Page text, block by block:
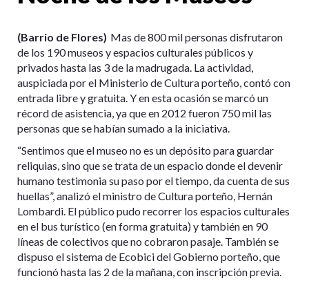
(Barrio de Flores) Mas de 800 mil personas disfrutaron
de los 190 museos y espacios culturales públicos y
privados hasta las 3 de la madrugada. La actividad,
auspiciada por el Ministerio de Cultura porteño, contó con
entrada libre y gratuita. Y en esta ocasión se marcó un
récord de asistencia, ya que en 2012 fueron 750 mil las
personas que se habían sumado a la iniciativa.
“Sentimos que el museo no es un depósito para guardar
reliquias, sino que se trata de un espacio donde el devenir
humano testimonia su paso por el tiempo, da cuenta de sus
huellas”, analizó el ministro de Cultura porteño, Hernán
Lombardi. El público pudo recorrer los espacios culturales
en el bus turístico (en forma gratuita) y también en 90
líneas de colectivos que no cobraron pasaje. También se
dispuso el sistema de Ecobici del Gobierno porteño, que
funcionó hasta las 2 de la mañana, con inscripción previa.